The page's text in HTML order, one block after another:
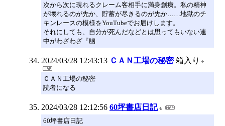
次から次に現れるクレーム客相手に満身創痍。私の精神
が壊れるのが先か、貯蓄が尽きるのが先か……地獄のチ
キンレースの模様をYouTubeでお届けします。
それにしても、自分が死んだなどとは思ってもいない連
中がわざわざ『幽
2024/03/28 12:43:13 ＣＡＮ工場の秘密 箱入り
ＣＡＮ工場の秘密
読者になる
2024/03/28 12:12:56 60坪書店日記
60坪書店日記